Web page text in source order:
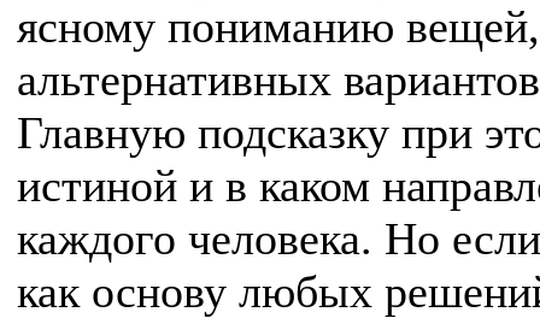
ясному пониманию
альтернативных
Главную подсказку при
истиной и в каком
каждого человека. Но
как основу любых